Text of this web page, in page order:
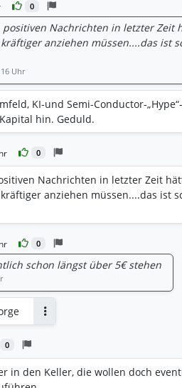
0
Nachrichten in letzter Zeit
anziehen müssen....das ist
Uhr
KI-und Semi-Conductor-
hin. Geduld.
0
Nachrichten in letzter Zeit
anziehen müssen....das ist
0
schon längst über 5€ stehen
0
in den Keller, die wollen doch